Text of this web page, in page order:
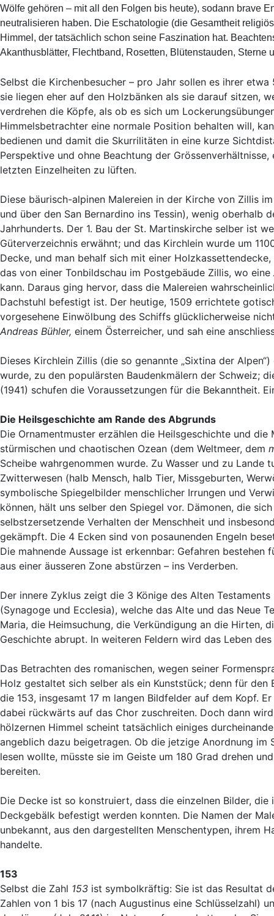
Wölfe gehören – mit all den Folgen bis heute), sodann brave
neutralisieren haben. Die Eschatologie (die Gesamtheit
Himmel, der tatsächlich schon seine Faszination hat.
Akanthusblätter, Flechtband, Rosetten, Blütenstauden, Sterne
Selbst die Kirchenbesucher – pro Jahr sollen es ihrer
sie liegen eher auf den Holzbänken als sie darauf sitzen,
verdrehen die Köpfe, als ob es sich um
Himmelsbetrachter eine normale Position behalten will,
bedienen und damit die Skurrilitäten in eine kurze
Perspektive und ohne Beachtung der
letzten Einzelheiten zu lüften.
Diese bäurisch-alpinen Malereien in der Kirche von Zillis
und über den San Bernardino ins Tessin), wenig oberhalb
Jahrhunderts. Der 1. Bau der St. Martinskirche selber ist
Güterverzeichnis erwähnt; und das Kirchlein wurde um
Decke, und man behalf sich mit einer
das von einer Tonbildschau im Postgebäude Zillis, wo eine
kann. Daraus ging hervor, dass die Malereien
Dachstuhl befestigt ist. Der heutige, 1509 errichtete
vorgesehene Einwölbung des Schiffs glücklicherweise
Andreas Bühler, einem Österreicher, und sah eine
Dieses Kirchlein Zillis (die so genannte „Sixtina der
wurde, zu den populärsten Baudenkmälern der Schweiz;
(1941) schufen die Voraussetzungen für die Bekanntheit.
Die Heilsgeschichte am Rande des Abgrunds
Die Ornamentmuster erzählen die Heilsgeschichte und
stürmischen und chaotischen Ozean (dem Weltmeer, dem
Scheibe wahrgenommen wurde. Zu Wasser und zu
Zwitterwesen (halb Mensch, halb Tier, Missgeburten,
symbolische Spiegelbilder menschlicher Irrungen und
können, hält uns selber den Spiegel vor. Dämonen, die
selbstzersetzende Verhalten der Menschheit und
gekämpft. Die 4 Ecken sind von posaunenden Engeln
Die mahnende Aussage ist erkennbar: Gefahren
aus einer äusseren Zone abstürzen – ins Verderben.
Der innere Zyklus zeigt die 3 Könige des Alten
(Synagoge und Ecclesia), welche das Alte und das Neue
Maria, die Heimsuchung, die Verkündigung an die Hirten,
Geschichte abrupt. In weiteren Feldern wird das Leben
Das Betrachten des romanischen, wegen seiner
Holz gestaltet sich selber als ein Kunststück; denn für
die 153, insgesamt 17 m langen Bildfelder auf dem Kopf.
dabei rückwärts auf das Chor zuschreiten. Doch dann
hölzernen Himmel scheint tatsächlich einiges
angeblich dazu beigetragen. Ob die jetzige Anordnung
lesen wollte, müsste sie im Geiste um 180 Grad drehen
bereiten.
Die Decke ist so konstruiert, dass die einzelnen Bilder,
Deckgebälk befestigt werden konnten. Die Namen der
unbekannt, aus den dargestellten Menschentypen, ihrem
handelte.
153
Selbst die Zahl 153 ist symbolkräftig: Sie ist das Resultat
Zahlen von 1 bis 17 (nach Augustinus eine Schlüsselzahl)